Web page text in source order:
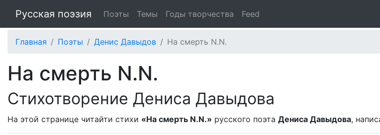
Русская поэзия Поэты Темы Годы творчества Feed
Главная Поэты Денис Давыдов На смерть N.N.
На смерть N.N.
Стихотворение Дениса Давыдова
На этой странице читайти стихи «На смерть N.N.» русского поэта Дениса Давыдова,